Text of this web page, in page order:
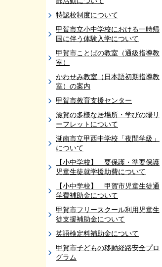
特認校制度について
甲賀市立小中学校における一時帰
国に伴う体験入学について
甲賀市ことばの教室（通級指導教
室）
かわせみ教室（日本語初期指導教
室）の案内
甲賀市教育支援センター
滋賀の多様な居場所・学びの場リ
ーフレットについて
湖南市立甲西中学校「夜間学級」
について
【小中学校】 要保護・準要保護
児童生徒就学援助費について
【小中学校】 甲賀市児童生徒通
学費補助金について
甲賀市フリースクール利用児童生
徒支援補助金について
英語検定料補助金について
甲賀市子どもの移動経路安全プロ
グラム